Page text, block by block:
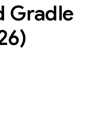
Gradle